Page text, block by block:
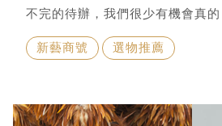
不完的待辦，我們很少有機會真的
不一定只是買東西，有時更像是
方式。
新藝商號 選物推薦